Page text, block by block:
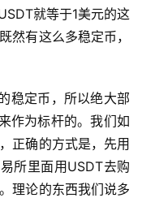
就等于1美元的这
然有这么多稳定币，
稳定币，所以绝大部
作为标杆的。我们如
正确的方式是，先用
所里面用USDT去购
理论的东西我们说多